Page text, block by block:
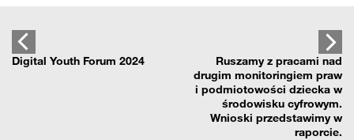
Digital Youth Forum 2024
Ruszamy z pracami nad
drugim monitoringiem praw
i podmiotowości dziecka w
środowisku cyfrowym.
Wnioski przedstawimy w
raporcie.